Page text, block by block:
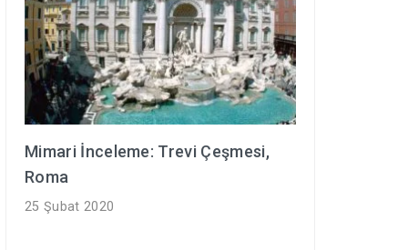
Mimari İnceleme: Trevi Çeşmesi,
Roma
25 Şubat 2020